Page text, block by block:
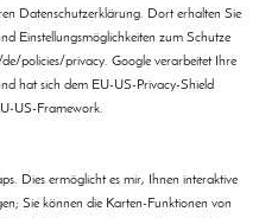
Datenschutzerklärung. Dort erhalten Sie
Einstellungsmöglichkeiten zum Schutze
policies/privacy. Google verarbeitet Ihre
hat sich dem EU-US-Privacy-Shield
US-Framework.
Dies ermöglicht es mir, Ihnen interaktive
Sie können die Karten-Funktionen von